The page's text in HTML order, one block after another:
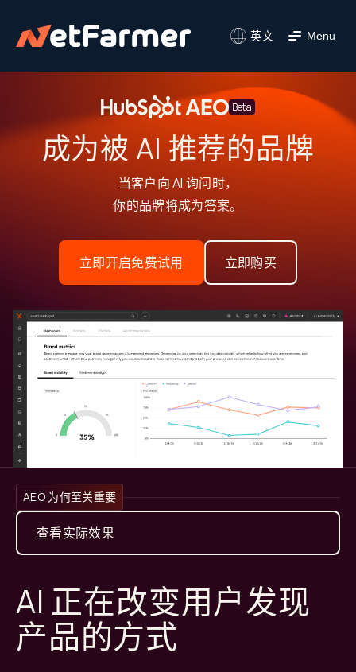
英文 Menu
Beta
成为被 AI 推荐的品牌
当客户向 AI 询问时，
你的品牌将成为答案。
立即开启免费试用 立即购买
AEO 为何至关重要
查看实际效果
AI 正在改变用户发现
产品的方式